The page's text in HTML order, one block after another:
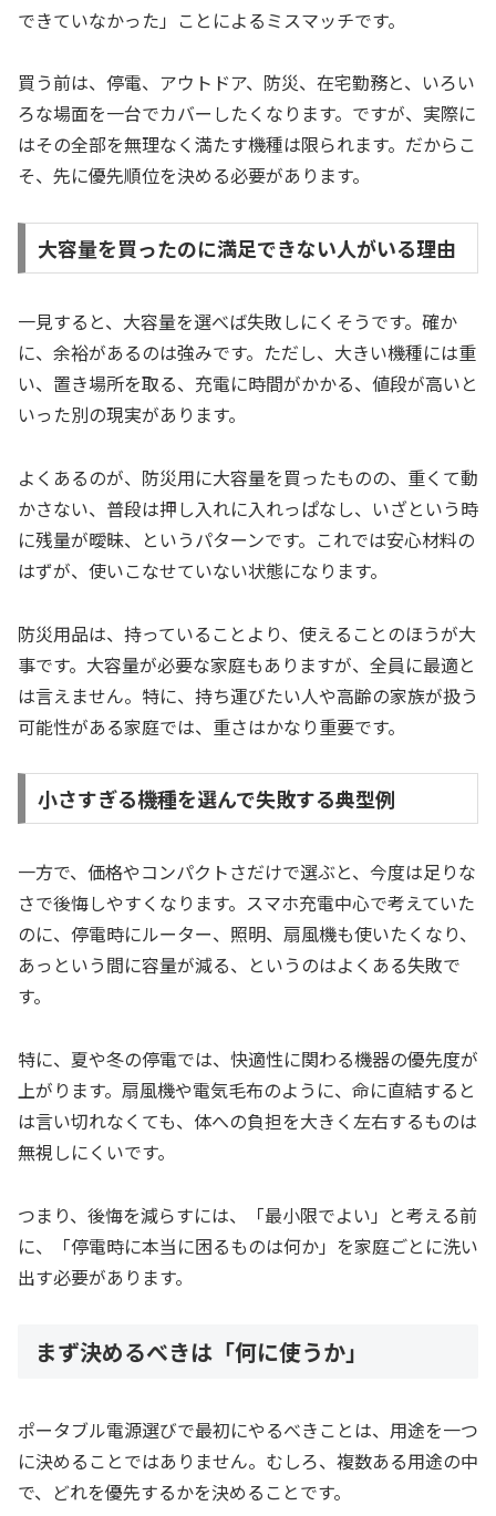
できていなかった」ことによるミスマッチです。
買う前は、停電、アウトドア、防災、在宅勤務と、いろい
ろな場面を一台でカバーしたくなります。ですが、実際に
はその全部を無理なく満たす機種は限られます。だからこ
そ、先に優先順位を決める必要があります。
大容量を買ったのに満足できない人がいる理由
一見すると、大容量を選べば失敗しにくそうです。確か
に、余裕があるのは強みです。ただし、大きい機種には重
い、置き場所を取る、充電に時間がかかる、値段が高いと
いった別の現実があります。
よくあるのが、防災用に大容量を買ったものの、重くて動
かさない、普段は押し入れに入れっぱなし、いざという時
に残量が曖昧、というパターンです。これでは安心材料の
はずが、使いこなせていない状態になります。
防災用品は、持っていることより、使えることのほうが大
事です。大容量が必要な家庭もありますが、全員に最適と
は言えません。特に、持ち運びたい人や高齢の家族が扱う
可能性がある家庭では、重さはかなり重要です。
小さすぎる機種を選んで失敗する典型例
一方で、価格やコンパクトさだけで選ぶと、今度は足りな
さで後悔しやすくなります。スマホ充電中心で考えていた
のに、停電時にルーター、照明、扇風機も使いたくなり、
あっという間に容量が減る、というのはよくある失敗で
す。
特に、夏や冬の停電では、快適性に関わる機器の優先度が
上がります。扇風機や電気毛布のように、命に直結すると
は言い切れなくても、体への負担を大きく左右するものは
無視しにくいです。
つまり、後悔を減らすには、「最小限でよい」と考える前
に、「停電時に本当に困るものは何か」を家庭ごとに洗い
出す必要があります。
まず決めるべきは「何に使うか」
ポータブル電源選びで最初にやるべきことは、用途を一つ
に決めることではありません。むしろ、複数ある用途の中
で、どれを優先するかを決めることです。